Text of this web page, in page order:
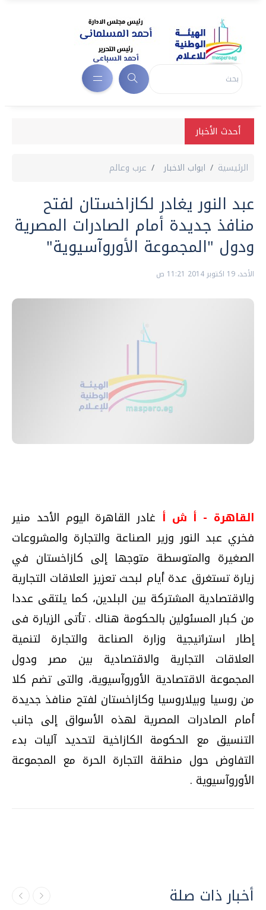
أحدث الأخبار
الرئيسية ابواب الاخبار عرب وعالم
عبد النور يغادر لكازاخستان لفتح
منافذ جديدة أمام الصادرات المصرية
ودول "المجموعة الأوروآسيوية"
الأحد، 19 اكتوبر 2014 11:21 ص
القاهرة - أ ش أ غادر القاهرة اليوم الأحد منير
فخري عبد النور وزير الصناعة والتجارة والمشروعات
الصغيرة والمتوسطة متوجها إلى كازاخستان في
زيارة تستغرق عدة أيام لبحث تعزيز العلاقات التجارية
والاقتصادية المشتركة بين البلدين، كما يلتقى عددا
من كبار المسئولين بالحكومة هناك . تأتى الزيارة فى
إطار استراتيجية وزارة الصناعة والتجارة لتنمية
العلاقات التجارية والاقتصادية بين مصر ودول
المجموعة الاقتصادية الأوروآسيوية، والتى تضم كلا
من روسيا وبيلاروسيا وكازاخستان لفتح منافذ جديدة
أمام الصادرات المصرية لهذه الأسواق إلى جانب
التنسيق مع الحكومة الكازاخية لتحديد آليات بدء
التفاوض حول منطقة التجارة الحرة مع المجموعة
الأوروآسيوية .
أخبار ذات صلة